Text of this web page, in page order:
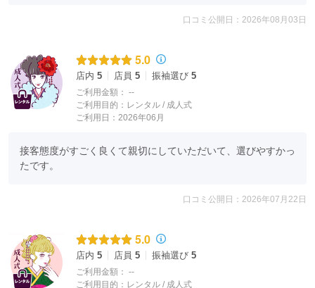
最も気をつけていることは、「振袖を着られるお嬢様がどう映る
そして、「この振袖を選んでよかった！」
という付加価値をどのようにして付けるかです。
一つの振袖を作るにも、柄、配色、刺繍や
スワロフスキーやビジュー、金彩について、
細かなところまで何十回も打ち合わせを重ね、
そうして、他には絶対にマネできない
タカゼンオリジナルの究極の振袖ができあがるのです。
口コミ公開日：2026年08月03日
5.0
店内 5 店員 5 振袖選び 5
ご利用金額： --
ご利用目的： レンタル / 成人式
ご利用日：2026年06月
接客態度がすごく良くて親切にしていただいて、選びやすかっ
たです。
口コミ公開日：2026年07月22日
5.0
店内 5 店員 5 振袖選び 5
ご利用金額： --
ご利用目的： レンタル / 成人式